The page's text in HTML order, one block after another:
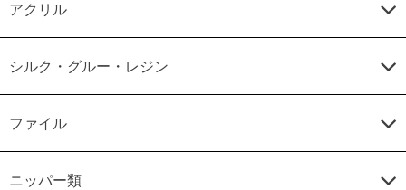
アクリル
シルク・グルー・レジン
ファイル
ニッパー類